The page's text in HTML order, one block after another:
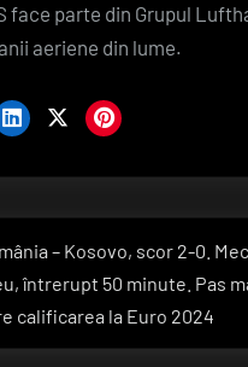
face parte din Grupul
aeriene din lume.
– Kosovo, scor 2-0.
întrerupt 50 minute. Pas
calificarea la Euro 2024